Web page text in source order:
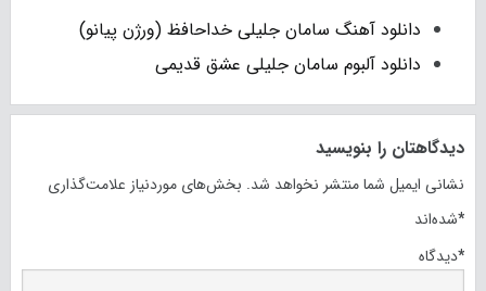
دانلود آهنگ سامان جلیلی خداحافظ (ورژن پیانو)
دانلود آلبوم سامان جلیلی عشق قدیمی
دیدگاهتان را بنویسید
نشانی ایمیل شما منتشر نخواهد شد. بخش‌های موردنیاز علامت‌گذاری
شده‌اند*
دیدگاه*